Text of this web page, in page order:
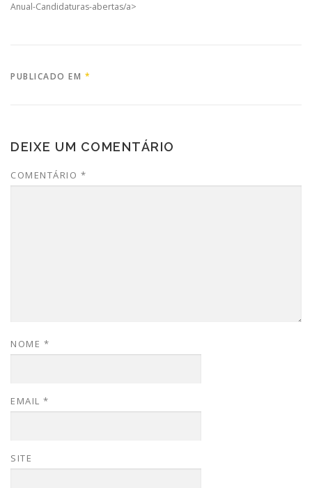
Anual-Candidaturas-abertas/a>
PUBLICADO EM *
DEIXE UM COMENTÁRIO
COMENTÁRIO *
NOME *
EMAIL *
SITE